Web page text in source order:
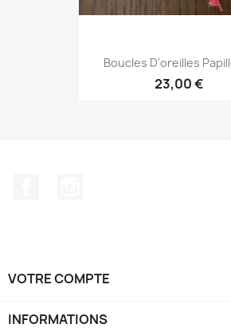
Boucles D'oreilles
23,00 €
VOTRE COMPTE
INFORMATIONS